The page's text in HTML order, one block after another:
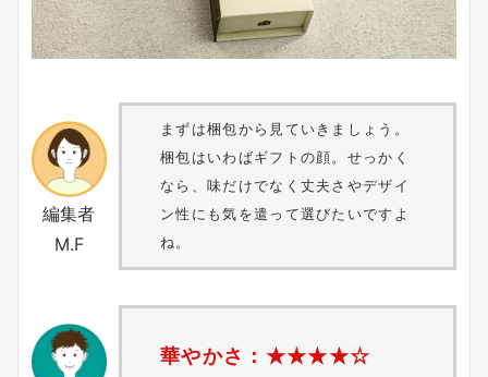
編集者
M.F
まずは梱包から見ていきましょう。
梱包はいわばギフトの顔。せっかく
なら、味だけでなく丈夫さやデザイ
ン性にも気を遣って選びたいですよ
ね。
華やかさ：★★★★☆